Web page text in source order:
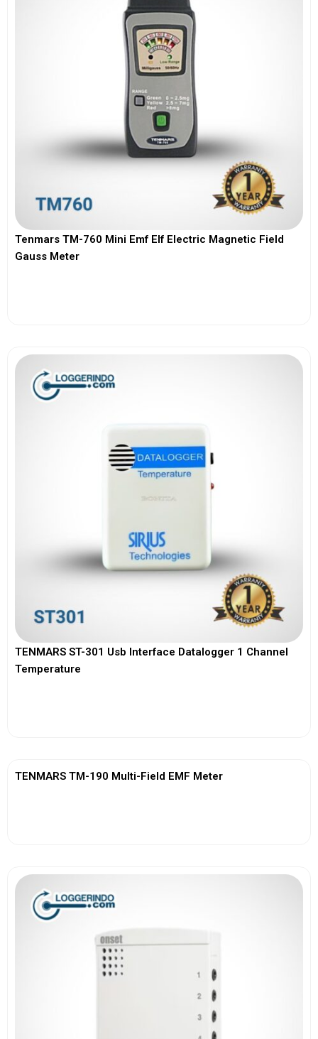
Tenmars TM-760 Mini Emf Elf Electric Magnetic Field
Gauss Meter
TENMARS ST-301 Usb Interface Datalogger 1 Channel
Temperature
TENMARS TM-190 Multi-Field EMF Meter